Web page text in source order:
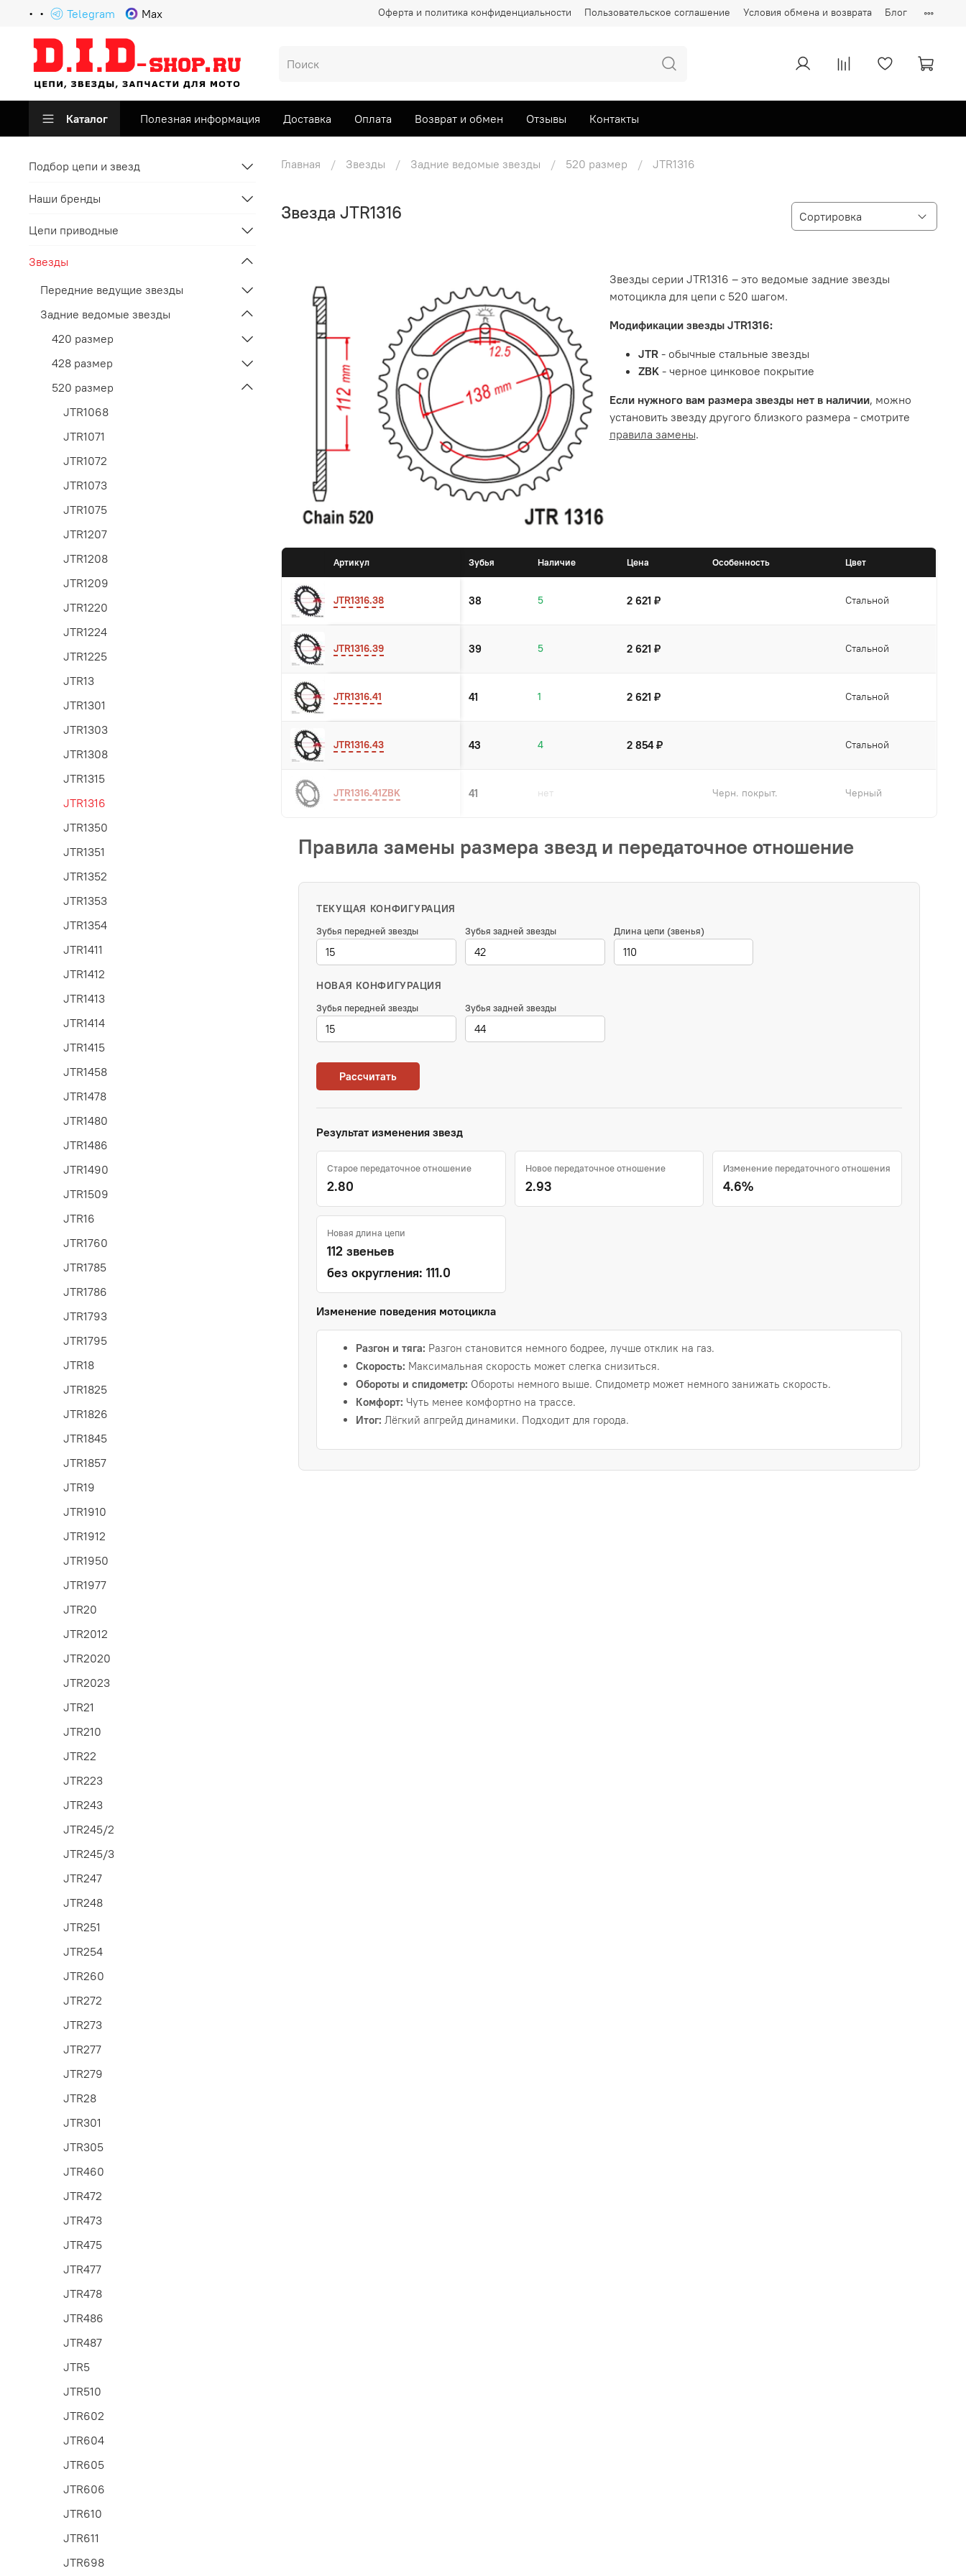
Оферта и политика конфиденциальности Пользовательское соглашение Условия обмена и возврата Блог
Telegram Max
Каталог Полезная информация Доставка Оплата Возврат и обмен Отзывы Контакты
Главная Звезды Задние ведомые звезды 520 размер JTR1316
Звезда JTR1316
Звезды серии JTR1316 – это ведомые задние звезды
мотоцикла для цепи с 520 шагом.
Модификации звезды JTR1316:
JTR- обычные стальные звезды
ZBK- черное цинковое покрытие
Если нужного вам размера звезды нет в наличии, можно
установить звезду другого близкого размера - смотрите
правила замены.
Артикул Зубья Наличие Цена Особенность Цвет
JTR1316.38 38 5 2 621 ₽ Стальной
JTR1316.39 39 5 2 621 ₽ Стальной
JTR1316.41 41 1 2 621 ₽ Стальной
JTR1316.43 43 4 2 854 ₽ Стальной
JTR1316.41ZBK 41 нет Черн. покрыт. Черный
Правила замены размера звезд и передаточное отношение
ТЕКУЩАЯ КОНФИГУРАЦИЯ
Зубья передней звезды Зубья задней звезды Длина цепи (звенья)
НОВАЯ КОНФИГУРАЦИЯ
Зубья передней звезды Зубья задней звезды
Рассчитать
Результат изменения звезд
Старое передаточное отношение
2.80
Новое передаточное отношение
2.93
Изменение передаточного отношения
4.6%
Новая длина цепи
112 звеньев
без округления: 111.0
Изменение поведения мотоцикла
Разгон и тяга: Разгон становится немного бодрее, лучше отклик на газ.
Скорость: Максимальная скорость может слегка снизиться.
Обороты и спидометр: Обороты немного выше. Спидометр может немного занижать скорость.
Комфорт: Чуть менее комфортно на трассе.
Итог: Лёгкий апгрейд динамики. Подходит для города.
Подбор цепи и звезд
Наши бренды
Цепи приводные
Звезды
Передние ведущие звезды
Задние ведомые звезды
420 размер
428 размер
520 размер
JTR1068
JTR1071
JTR1072
JTR1073
JTR1075
JTR1207
JTR1208
JTR1209
JTR1220
JTR1224
JTR1225
JTR13
JTR1301
JTR1303
JTR1308
JTR1315
JTR1316
JTR1350
JTR1351
JTR1352
JTR1353
JTR1354
JTR1411
JTR1412
JTR1413
JTR1414
JTR1415
JTR1458
JTR1478
JTR1480
JTR1486
JTR1490
JTR1509
JTR16
JTR1760
JTR1785
JTR1786
JTR1793
JTR1795
JTR18
JTR1825
JTR1826
JTR1845
JTR1857
JTR19
JTR1910
JTR1912
JTR1950
JTR1977
JTR20
JTR2012
JTR2020
JTR2023
JTR21
JTR210
JTR22
JTR223
JTR243
JTR245/2
JTR245/3
JTR247
JTR248
JTR251
JTR254
JTR260
JTR272
JTR273
JTR277
JTR279
JTR28
JTR301
JTR305
JTR460
JTR472
JTR473
JTR475
JTR477
JTR478
JTR486
JTR487
JTR5
JTR510
JTR602
JTR604
JTR605
JTR606
JTR610
JTR611
JTR698